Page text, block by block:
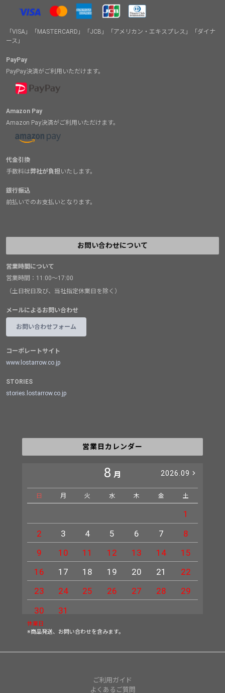
「VISA」「MASTERCARD」「JCB」「アメリカン・エキスプレス」「ダイナ
ース」
PayPay
PayPay決済がご利用いただけます。
Amazon Pay
Amazon Pay決済がご利用いただけます。
代金引換
手数料は弊社が負担いたします。
銀行振込
前払いでのお支払いとなります。
お問い合わせについて
営業時間について
営業時間：11:00～17:00
（土日祝日及び、当社指定休業日を除く）
メールによるお問い合わせ
お問い合わせフォーム
コーポレートサイト
www.lostarrow.co.jp
STORIES
stories.lostarrow.co.jp
営業日カレンダー
8 月 2026.09
日 月 火 水 木 金 土
1
2
3 4 5 6 7
8
9
10 11 12 13 14
15
16
17 18 19 20 21
22
23
24 25 26 27 28
29
30
31
休業日
※商品発送、お問い合わせを含みます。
ご利用ガイド
よくあるご質問